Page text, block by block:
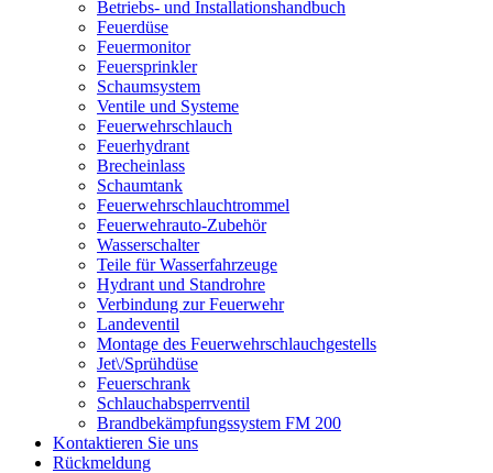
Betriebs- und Installationshandbuch
Feuerdüse
Feuermonitor
Feuersprinkler
Schaumsystem
Ventile und Systeme
Feuerwehrschlauch
Feuerhydrant
Brecheinlass
Schaumtank
Feuerwehrschlauchtrommel
Feuerwehrauto-Zubehör
Wasserschalter
Teile für Wasserfahrzeuge
Hydrant und Standrohre
Verbindung zur Feuerwehr
Landeventil
Montage des Feuerwehrschlauchgestells
Jet\/Sprühdüse
Feuerschrank
Schlauchabsperrventil
Brandbekämpfungssystem FM 200
Kontaktieren Sie uns
Rückmeldung